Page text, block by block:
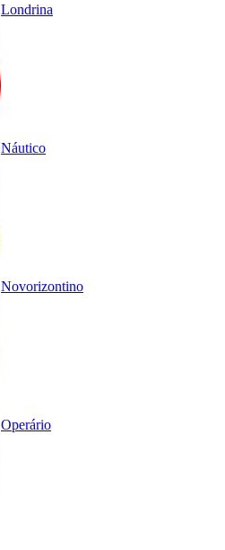
Londrina
Náutico
Novorizontino
Operário